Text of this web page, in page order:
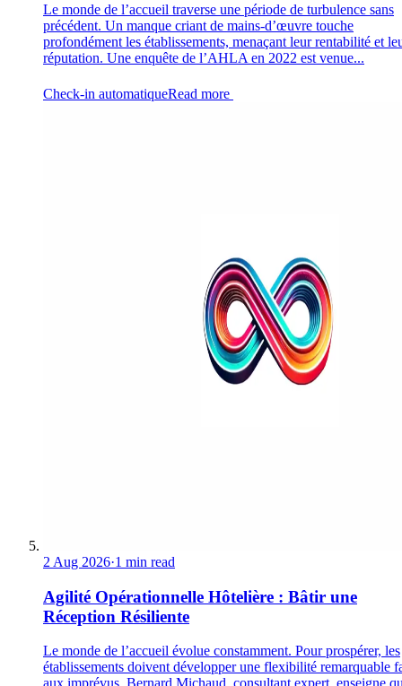
Le monde de l’accueil traverse une période de turbulence sans
précédent. Un manque criant de mains-d’œuvre touche
profondément les établissements, menaçant leur rentabilité et
réputation. Une enquête de l’AHLA en 2022 est venue...
Check-in automatiqueRead more
2 Aug 2026·1 min read
Agilité Opérationnelle Hôtelière : Bâtir une
Réception Résiliente
Le monde de l’accueil évolue constamment. Pour prospérer, les
établissements doivent développer une flexibilité remarquable